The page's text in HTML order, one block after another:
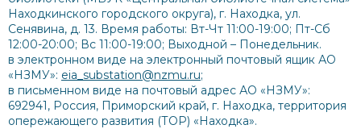
Находкинского городского округа), г. Находка, ул.
Сенявина, д. 13. Время работы: Вт-Чт 11:00-19:00; Пт-Сб
12:00-20:00; Вс 11:00-19:00; Выходной – Понедельник.
в электронном виде на электронный почтовый ящик АО
«НЗМУ»: eia_substation@nzmu.ru;
в письменном виде на почтовый адрес АО «НЗМУ»:
692941, Россия, Приморский край, г. Находка, территория
опережающего развития (ТОР) «Находка».